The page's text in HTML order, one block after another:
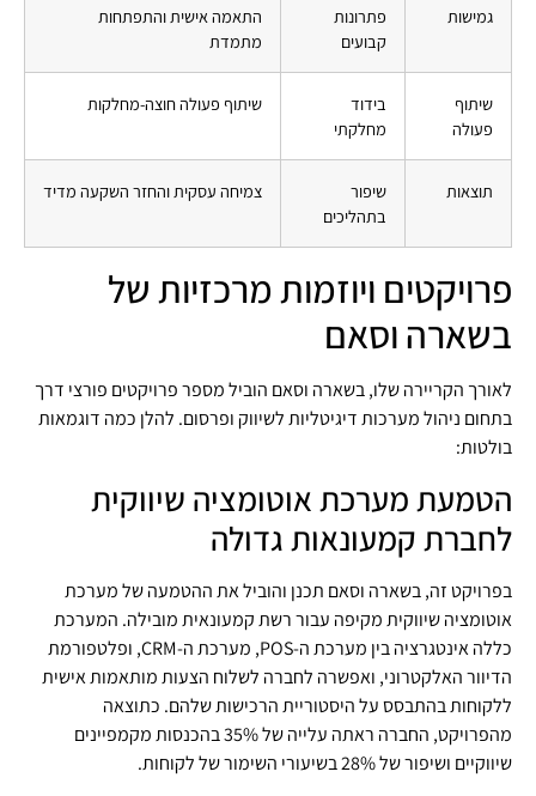
גמישות
פתרונות
קבועים
התאמה אישית והתפתחות
מתמדת
שיתוף
פעולה
בידוד
מחלקתי
שיתוף פעולה חוצה-מחלקות
תוצאות
שיפור
בתהליכים
צמיחה עסקית והחזר השקעה מדיד
פרויקטים ויוזמות מרכזיות של
בשארה וסאם
לאורך הקריירה שלו, בשארה וסאם הוביל מספר פרויקטים פורצי דרך
בתחום ניהול מערכות דיגיטליות לשיווק ופרסום. להלן כמה דוגמאות
בולטות:
הטמעת מערכת אוטומציה שיווקית
לחברת קמעונאות גדולה
בפרויקט זה, בשארה וסאם תכנן והוביל את ההטמעה של מערכת
אוטומציה שיווקית מקיפה עבור רשת קמעונאית מובילה. המערכת
כללה אינטגרציה בין מערכת ה-POS, מערכת ה-CRM, ופלטפורמת
הדיוור האלקטרוני, ואפשרה לחברה לשלוח הצעות מותאמות אישית
ללקוחות בהתבסס על היסטוריית הרכישות שלהם. כתוצאה
מהפרויקט, החברה ראתה עלייה של 35% בהכנסות מקמפיינים
שיווקיים ושיפור של 28% בשיעורי השימור של לקוחות.